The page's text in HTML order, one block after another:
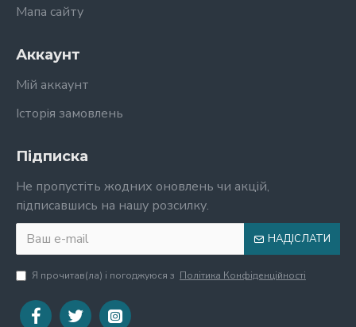
Мапа сайту
Аккаунт
Мій аккаунт
Історія замовлень
Підписка
Не пропустіть жодних оновлень чи акцій,
підписавшись на нашу розсилку.
НАДІСЛАТИ
Я прочитав(ла) і погоджуюся з Політика Конфіденційності